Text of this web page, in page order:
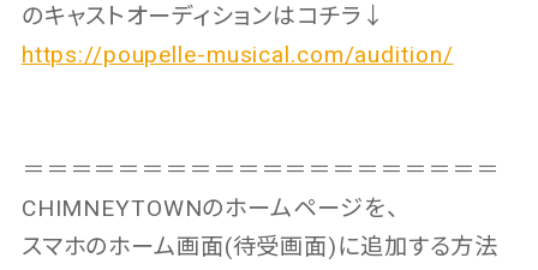
のキャストオーディションはコチラ↓
https://poupelle-musical.com/audition/
＝＝＝＝＝＝＝＝＝＝＝＝＝＝＝＝＝＝＝＝
CHIMNEYTOWNのホームページを、
スマホのホーム画面(待受画面)に追加する方法